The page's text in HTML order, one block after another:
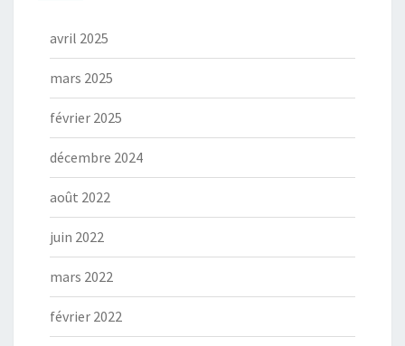
avril 2025
mars 2025
février 2025
décembre 2024
août 2022
juin 2022
mars 2022
février 2022